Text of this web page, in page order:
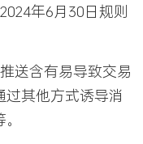
年6月30日规则
送含有易导致交易
其他方式诱导消